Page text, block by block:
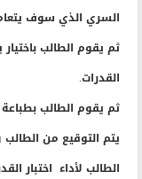
السري الذي سوف
القدرات.
ثم يقوم الطالب بطباعة
يتم التوقيع من
الطالب لأداء اختبار